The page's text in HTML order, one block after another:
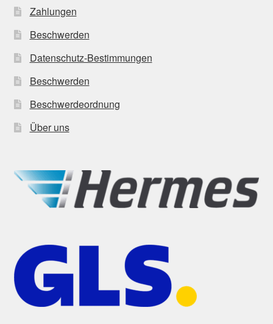
Zahlungen
Beschwerden
Datenschutz-Bestimmungen
Beschwerden
Beschwerdeordnung
Über uns